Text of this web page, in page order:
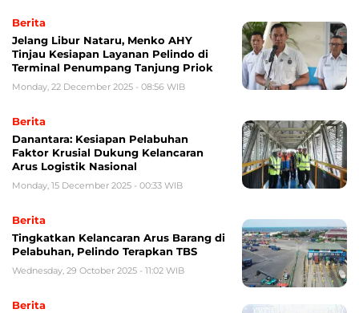
Berita
Jelang Libur Nataru, Menko AHY
Tinjau Kesiapan Layanan Pelindo di
Terminal Penumpang Tanjung Priok
Monday, 22 December 2025 - 08:56 WIB
Berita
Danantara: Kesiapan Pelabuhan
Faktor Krusial Dukung Kelancaran
Arus Logistik Nasional
Monday, 15 December 2025 - 00:33 WIB
Berita
Tingkatkan Kelancaran Arus Barang di
Pelabuhan, Pelindo Terapkan TBS
Wednesday, 29 October 2025 - 11:02 WIB
Berita